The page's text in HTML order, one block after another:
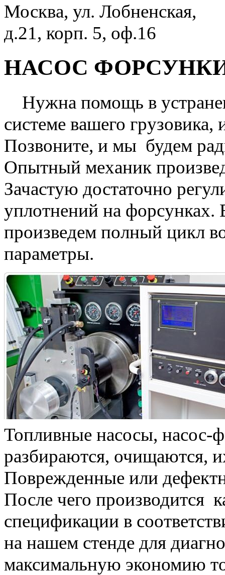
Москва, ул. Лобненская,
д.21, корп. 5, оф.16
НАСОС ФОРСУНКИ -
Нужна помощь в
системе вашего
Позвоните, и мы будем
Опытный механик
Зачастую достаточно
уплотнений на форсунках.
произведем полный цикл
параметры.
Топливные насосы, насос-
разбираются, очищаются,
Поврежденные или
После чего производится
спецификации в
на нашем стенде для
максимальную экономию